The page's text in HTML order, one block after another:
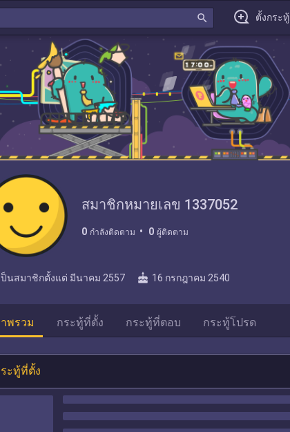
search ตั้งกระทู้
สมาชิกหมายเลข 1337052
0 กำลังติดตาม 0 ผู้ติดตาม
ป็นสมาชิกตั้งแต่ มีนาคม 2557 cake 16 กรกฎาคม 2540
พรวม กระทู้ที่ตั้ง กระทู้ที่ตอบ กระทู้โปรด
ะทู้ที่ตั้ง